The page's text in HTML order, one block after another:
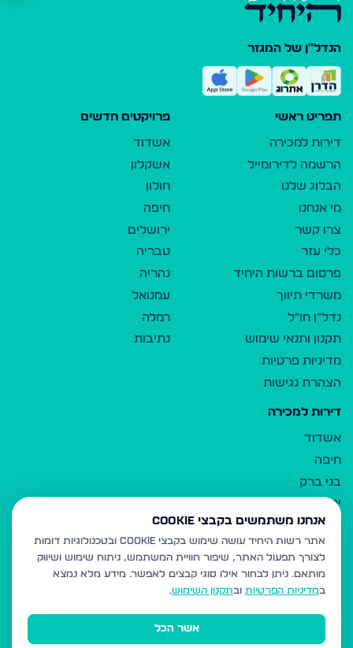
הנדל"ן של המגזר
תפריט ראשי
דירות למכירה
הרשמה לדירומייל
הבלוג שלנו
מי אנחנו
צרו קשר
כלי עזר
פרסום ברשות היחיד
משרדי תיווך
נדל"ן חו"ל
תקנון ותנאי שימוש
מדיניות פרטיות
הצהרת נגישות
פרויקטים חדשים
אשדוד
אשקלון
חולון
חיפה
ירושלים
טבריה
נהריה
עמנואל
רמלה
נתיבות
דירות למכירה
אשדוד
חיפה
בני ברק
ירושלים
אלעד
גבעת זאב
בית שמש
רכסים
מודיעין עילית
אנחנו משתמשים בקבצי Cookie
אתר רשות היחיד עושה שימוש בקבצי Cookie ובטכנולוגיות דומות
לצורך תפעול האתר, שיפור חוויית המשתמש, ניתוח שימוש ושיווק
מותאם. ניתן לבחור אילו סוגי קבצים לאפשר. מידע מלא נמצא
במדיניות הפרטיות ובתקנון השימוש.
אשר הכל